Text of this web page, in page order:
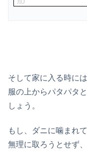
そして家に入る時に
服の上からパタパタ
しょう。
もし、ダニに噛まれ
無理に取ろうとせず